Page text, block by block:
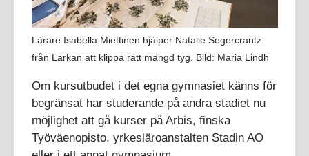
Lärare Isabella Miettinen hjälper Natalie Segercrantz
från Lärkan att klippa rätt mängd tyg. Bild: Maria Lindh
Om kursutbudet i det egna gymnasiet känns för
begränsat har studerande på andra stadiet nu
möjlighet att gå kurser på Arbis, finska
Työväenopisto, yrkesläroanstalten Stadin AO